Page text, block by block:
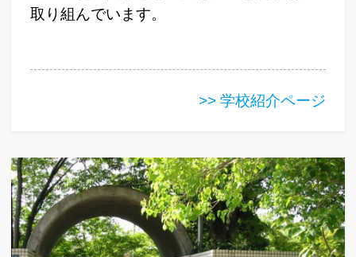
取り組んでいます。
>> 学校紹介ページ